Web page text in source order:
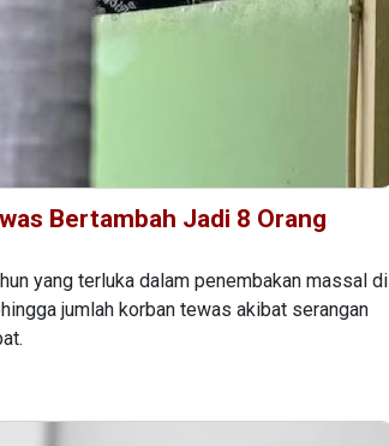
Bertambah Jadi 8 Orang
yang terluka dalam penembakan massal di
jumlah korban tewas akibat serangan